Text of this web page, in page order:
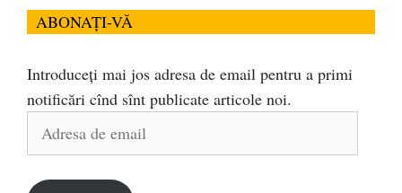
ABONAȚI-VĂ
Introduceți mai jos adresa de email pentru a primi
notificări cînd sînt publicate articole noi.